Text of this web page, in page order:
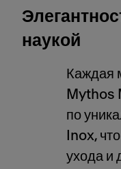
наукой
Каждая
Mythos
по
Inox,
ухода и